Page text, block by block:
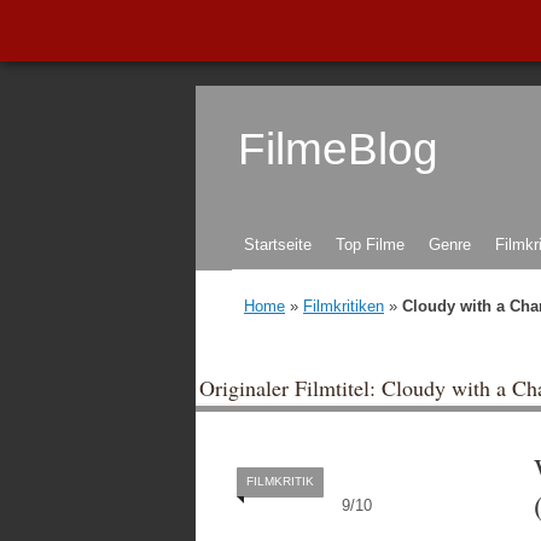
FilmeBlog
Zum Inhalt springen
Startseite Top Filme Genre
Home » Filmkritiken » Cloudy with a
Originaler Filmtitel: Cloudy with a
9/10
FILMKRITIK